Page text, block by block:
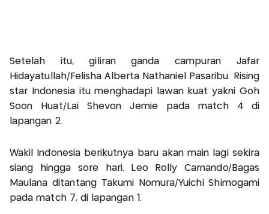
Setelah itu, giliran ganda campuran Jafar
Hidayatullah/Felisha Alberta Nathaniel Pasaribu. Rising
star Indonesia itu menghadapi lawan kuat yakni Goh
Soon Huat/Lai Shevon Jemie pada match 4 di
lapangan 2.
Wakil Indonesia berikutnya baru akan main lagi sekira
siang hingga sore hari. Leo Rolly Carnando/Bagas
Maulana ditantang Takumi Nomura/Yuichi Shimogami
pada match 7, di lapangan 1.